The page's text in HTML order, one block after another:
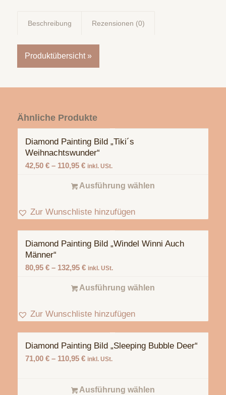
Beschreibung Rezensionen (0)
Produktübersicht »
Ähnliche Produkte
Diamond Painting Bild „Tiki´s
Weihnachtswunder“
42,50 €– 110,95 € inkl. USt.
Ausführung wählen
Zur Wunschliste hinzufügen
Diamond Painting Bild „Windel Winni Auch
Männer“
80,95 €– 132,95 € inkl. USt.
Ausführung wählen
Zur Wunschliste hinzufügen
Diamond Painting Bild „Sleeping Bubble Deer“
71,00 €– 110,95 € inkl. USt.
Ausführung wählen